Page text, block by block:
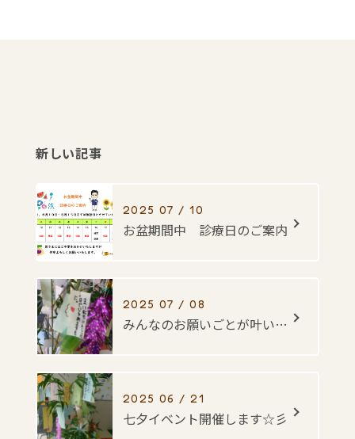
新しい記事
2025 07 / 10
お盆期間中 診療日のご案内
2025 07 / 08
みんなのお願いごとが叶いますように・・・☆彡
2025 06 / 21
七夕イベント開催します☆彡